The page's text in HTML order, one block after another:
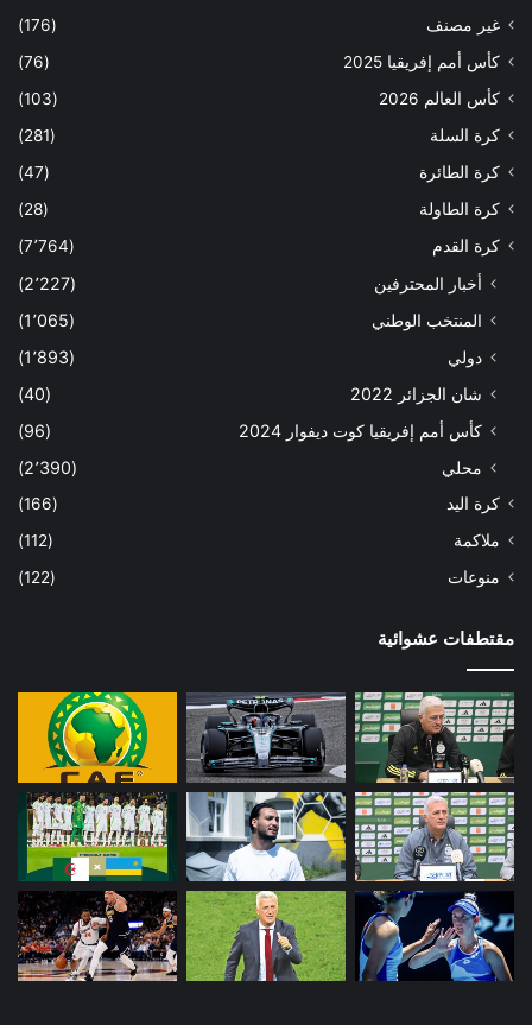
غير مصنف
(176)
كأس أمم إفريقيا 2025
(76)
كأس العالم 2026
(103)
كرة السلة
(281)
كرة الطائرة
(47)
كرة الطاولة
(28)
كرة القدم
(7٬764)
أخبار المحترفين
(2٬227)
المنتخب الوطني
(1٬065)
دولي
(1٬893)
شان الجزائر 2022
(40)
كأس أمم إفريقيا كوت ديفوار 2024
(96)
محلي
(2٬390)
كرة اليد
(166)
ملاكمة
(112)
منوعات
(122)
مقتطفات عشوائية